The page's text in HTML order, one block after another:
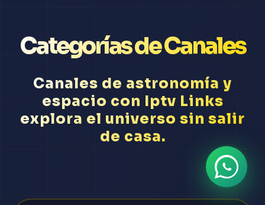
Categorías de Canales
Canales de astronomía y
espacio con Iptv Links
explora el universo sin salir
de casa.